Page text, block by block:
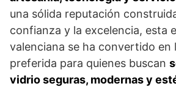
una sólida reputación
confianza y la excelencia, esta
valenciana se ha convertido en
preferida para quienes buscan
vidrio seguras, modernas y